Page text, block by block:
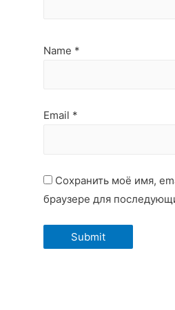
Name *
Email *
Сохранить моё имя,
браузере для